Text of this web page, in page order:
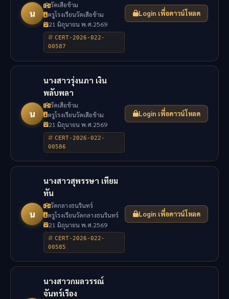
น
วัดเสือข้าม
ครูโรงเรียนวัดเสือข้าม
21 มิถุนายน พ.ศ.2569
CERT-2026-022-
00587
Login เพื่อดาวน์โหลด
น
นางสาวรุ่งนภา เงิน
พลับพลา
วัดเสือข้าม
ครูโรงเรียนวัดเสือข้าม
21 มิถุนายน พ.ศ.2569
CERT-2026-022-
00586
Login เพื่อดาวน์โหลด
น
นางสาวสุพรรษา เทียม
ทัน
วัดกลางธนรินทร์
ครูโรงเรียนวัดกลางธนรินทร์
21 มิถุนายน พ.ศ.2569
CERT-2026-022-
00585
Login เพื่อดาวน์โหลด
นางสาวกมลวรรณ์
จันทร์เรือง